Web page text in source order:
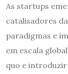
As startups
catalisadores
paradigmas e
em escala
quo e